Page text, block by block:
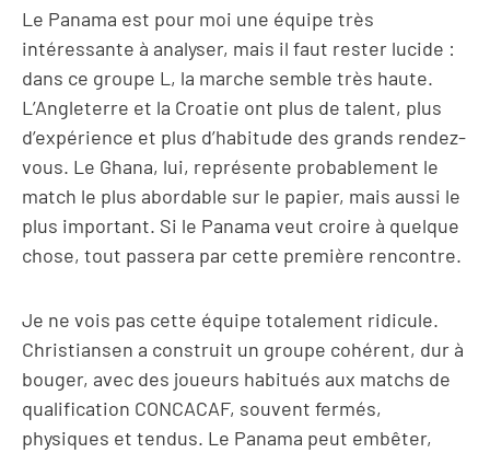
Le Panama est pour moi une équipe très
intéressante à analyser, mais il faut rester lucide :
dans ce groupe L, la marche semble très haute.
L’Angleterre et la Croatie ont plus de talent, plus
d’expérience et plus d’habitude des grands rendez-
vous. Le Ghana, lui, représente probablement le
match le plus abordable sur le papier, mais aussi le
plus important. Si le Panama veut croire à quelque
chose, tout passera par cette première rencontre.
Je ne vois pas cette équipe totalement ridicule.
Christiansen a construit un groupe cohérent, dur à
bouger, avec des joueurs habitués aux matchs de
qualification CONCACAF, souvent fermés,
physiques et tendus. Le Panama peut embêter,